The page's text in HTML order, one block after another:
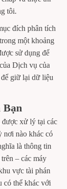
tôi.
đích phân tích
một khoảng
sử dụng để
Dịch vụ của
giữ lại dữ liệu
Bạn
được xử lý tại các
nơi nào khác có
là thông tin
– các máy
vực tài phán
có thể khác với